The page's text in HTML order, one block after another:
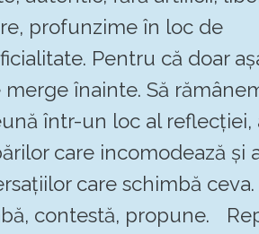
profunzime în loc de
Pentru că doar
merge înainte. Să
într-un loc al reflecției,
care incomodează și
care schimbă ceva.
contestă, propune.